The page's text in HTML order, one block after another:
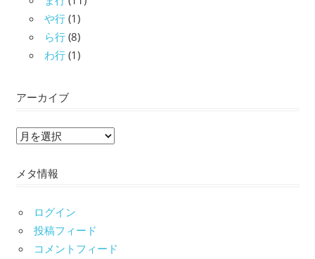
や行 (1)
ら行 (8)
わ行 (1)
アーカイブ
ア
カ
ブ
メタ情報
ログイン
投稿フィード
コメントフィード